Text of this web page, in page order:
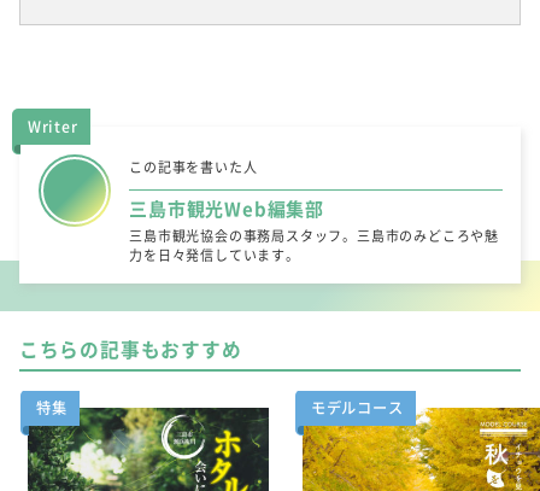
Writer
この記事を書いた人
三島市観光Web編集部
三島市観光協会の事務局スタッフ。三島市のみどころや魅
力を日々発信しています。
こちらの記事もおすすめ
特集 モデルコース